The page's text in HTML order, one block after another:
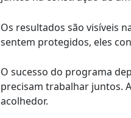
Os resultados são visíveis
sentem protegidos, eles
O sucesso do programa
precisam trabalhar juntos.
acolhedor.